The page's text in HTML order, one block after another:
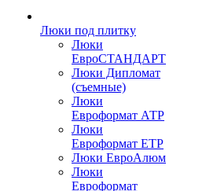
Люки под плитку
Люки
ЕвроСТАНДАРТ
Люки Дипломат
(съемные)
Люки
Евроформат АТР
Люки
Евроформат ЕТР
Люки ЕвроАлюм
Люки
Евроформат